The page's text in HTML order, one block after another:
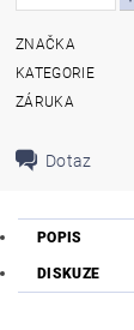
ZNAČKA
KATEGORIE
ZÁRUKA
Dotaz
POPIS
DISKUZE